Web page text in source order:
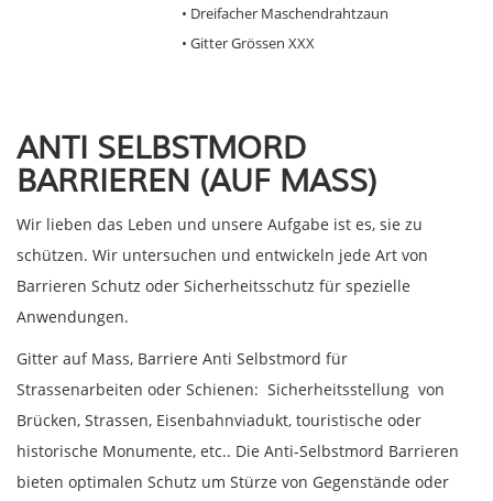
• Dreifacher Maschendrahtzaun
• Gitter Grössen XXX
ANTI SELBSTMORD
BARRIEREN (AUF MASS)
Wir lieben das Leben und unsere Aufgabe ist es, sie zu
schützen. Wir untersuchen und entwickeln jede Art von
Barrieren Schutz oder Sicherheitsschutz für spezielle
Anwendungen.
Gitter auf Mass, Barriere Anti Selbstmord für
Strassenarbeiten oder Schienen: Sicherheitsstellung von
Brücken, Strassen, Eisenbahnviadukt, touristische oder
historische Monumente, etc.. Die Anti-Selbstmord Barrieren
bieten optimalen Schutz um Stürze von Gegenstände oder